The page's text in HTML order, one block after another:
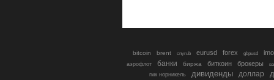
bitcoin brent cnyrub eurusd forex gbpusd
аэрофлот банки биржа биткоин брокеры
гмк норникель
дивиденды доллар